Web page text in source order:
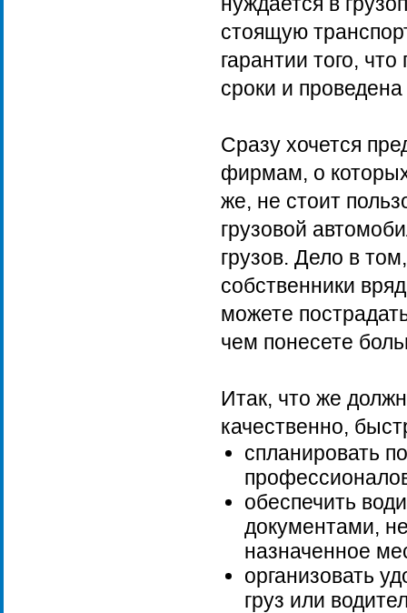
стоящую
гарантии того,
сроки и
Сразу хочется
фирмам, о
же, не стоит
грузовой
грузов. Дело в
собственники
можете
чем понесете
Итак, что же
качественно,
спланировать
обеспечить
документами,
назначенное
организовать
груз или